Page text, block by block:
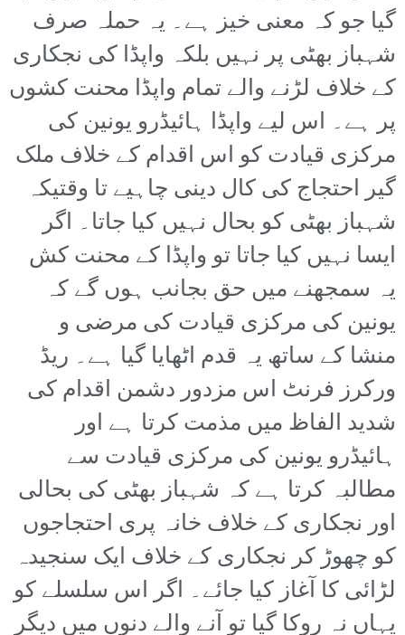
گیا جو کہ معنی خیز ہے۔ یہ حملہ صرف
شہباز بھٹی پر نہیں بلکہ واپڈا کی نجکاری
کے خلاف لڑنے والے تمام واپڈا محنت کشوں
پر ہے۔ اس لیے واپڈا ہائیڈرو یونین کی
مرکزی قیادت کو اس اقدام کے خلاف ملک
گیر احتجاج کی کال دینی چاہیے تا وقتیکہ
شہباز بھٹی کو بحال نہیں کیا جاتا۔ اگر
ایسا نہیں کیا جاتا تو واپڈا کے محنت کش
یہ سمجھنے میں حق بجانب ہوں گے کہ
یونین کی مرکزی قیادت کی مرضی و
منشا کے ساتھ یہ قدم اٹھایا گیا ہے۔ ریڈ
ورکرز فرنٹ اس مزدور دشمن اقدام کی
شدید الفاظ میں مذمت کرتا ہے اور
ہائیڈرو یونین کی مرکزی قیادت سے
مطالبہ کرتا ہے کہ شہباز بھٹی کی بحالی
اور نجکاری کے خلاف خانہ پری احتجاجوں
کو چھوڑ کر نجکاری کے خلاف ایک سنجیدہ
لڑائی کا آغاز کیا جائے۔ اگر اس سلسلے کو
یہاں نہ روکا گیا تو آنے والے دنوں میں دیگر